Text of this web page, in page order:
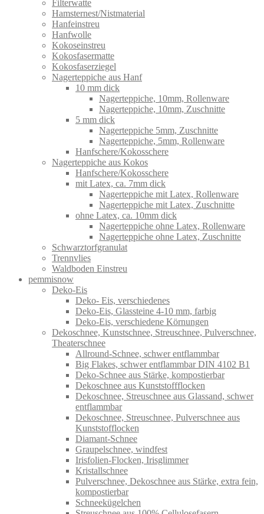
Filterwatte
Hamsternest/Nistmaterial
Hanfeinstreu
Hanfwolle
Kokoseinstreu
Kokosfasermatte
Kokosfaserziegel
Nagerteppiche aus Hanf
10 mm dick
Nagerteppiche, 10mm, Rollenware
Nagerteppiche, 10mm, Zuschnitte
5 mm dick
Nagerteppiche 5mm, Zuschnitte
Nagerteppiche, 5mm, Rollenware
Hanfschere/Kokosschere
Nagerteppiche aus Kokos
Hanfschere/Kokosschere
mit Latex, ca. 7mm dick
Nagerteppiche mit Latex, Rollenware
Nagerteppiche mit Latex, Zuschnitte
ohne Latex, ca. 10mm dick
Nagerteppiche ohne Latex, Rollenware
Nagerteppiche ohne Latex, Zuschnitte
Schwarztorfgranulat
Trennvlies
Waldboden Einstreu
pemmisnow
Deko-Eis
Deko- Eis, verschiedenes
Deko-Eis, Glassteine 4-10 mm, farbig
Deko-Eis, verschiedene Körnungen
Dekoschnee, Kunstschnee, Streuschnee, Pulverschnee,
Theaterschnee
Allround-Schnee, schwer entflammbar
Big Flakes, schwer entflammbar DIN 4102 B1
Deko-Schnee aus Stärke, kompostierbar
Dekoschnee aus Kunststoffflocken
Dekoschnee, Streuschnee aus Glassand, schwer
entflammbar
Dekoschnee, Streuschnee, Pulverschnee aus
Kunststofflocken
Diamant-Schnee
Graupelschnee, windfest
Irisfolien-Flocken, Irisglimmer
Kristallschnee
Pulverschnee, Dekoschnee aus Stärke, extra fein,
kompostierbar
Schneekügelchen